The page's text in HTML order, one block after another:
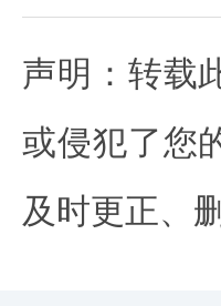
声明：转载
或侵犯了您
及时更正、